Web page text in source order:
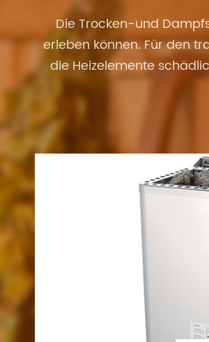
Die Trocken-und
erleben können. Für den
die Heizelemente